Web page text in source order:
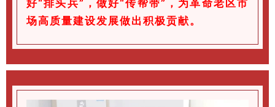
好“排头兵”，做好“传帮带”，为革命老区市
场高质量建设发展做出积极贡献。